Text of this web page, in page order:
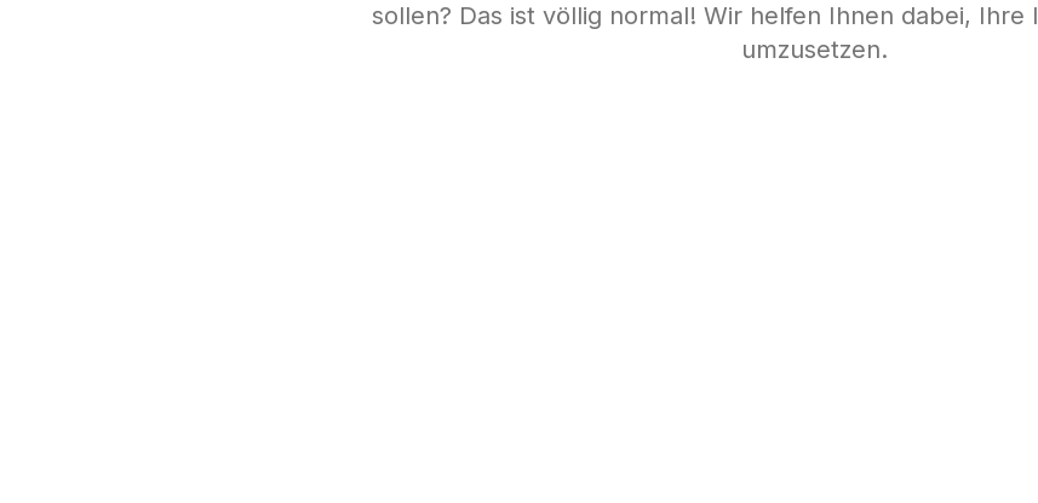
sollen? Das ist völlig normal! Wir helfen Ihnen dabei, Ihre
umzusetzen.